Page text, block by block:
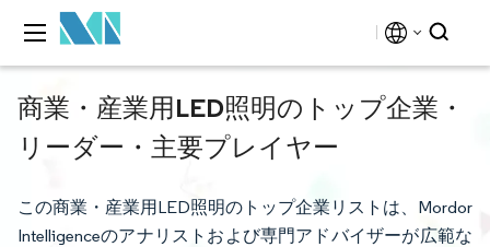
商業・産業用LED照明のトップ企業・
リーダー・主要プレイヤー
この商業・産業用LED照明のトップ企業リストは、Mordor
Intelligenceのアナリストおよび専門アドバイザーが広範な